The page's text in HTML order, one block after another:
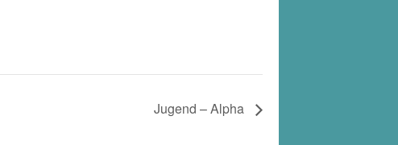
Jugend – Alpha